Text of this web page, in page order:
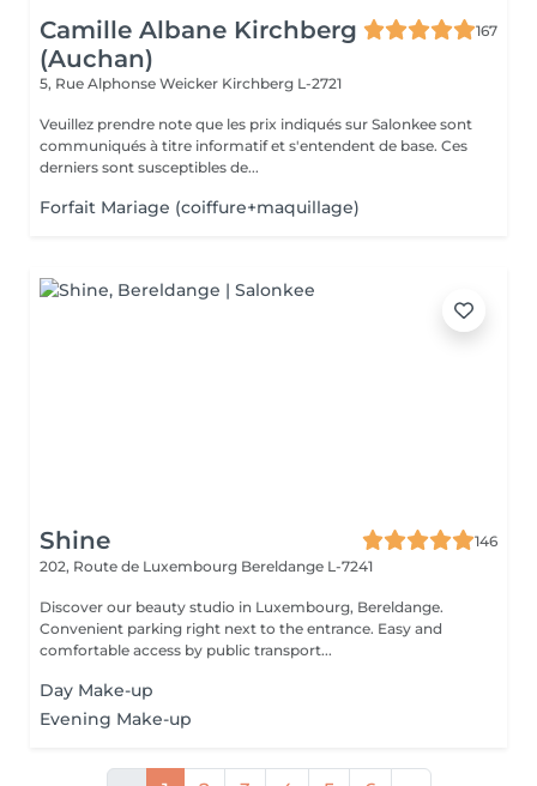
Camille Albane Kirchberg
(Auchan)
167
5, Rue Alphonse Weicker Kirchberg L-2721
Veuillez prendre note que les prix indiqués sur Salonkee sont
communiqués à titre informatif et s'entendent de base. Ces
derniers sont susceptibles de...
Forfait Mariage (coiffure+maquillage)
Shine
146
202, Route de Luxembourg Bereldange L-7241
Discover our beauty studio in Luxembourg, Bereldange.
Convenient parking right next to the entrance. Easy and
comfortable access by public transport...
Day Make-up
Evening Make-up